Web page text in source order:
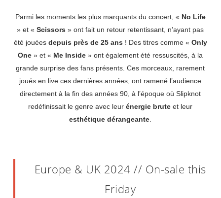
Parmi les moments les plus marquants du concert, « No Life
» et «Scissors » ont fait un retour retentissant, n’ayant pas
été jouées depuis près de 25 ans ! Des titres comme « Only
One » et « Me Inside » ont également été ressuscités, à la
grande surprise des fans présents. Ces morceaux, rarement
joués en live ces dernières années, ont ramené l’audience
directement à la fin des années 90, à l’époque où Slipknot
redéfinissait le genre avec leurénergie brute et leur
esthétique dérangeante
Europe & UK 2024 // On-sale this
Friday